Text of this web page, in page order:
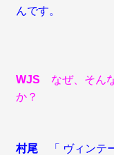
んです。
WJS なぜ、そん
か？
村尾 「 ヴィンテ